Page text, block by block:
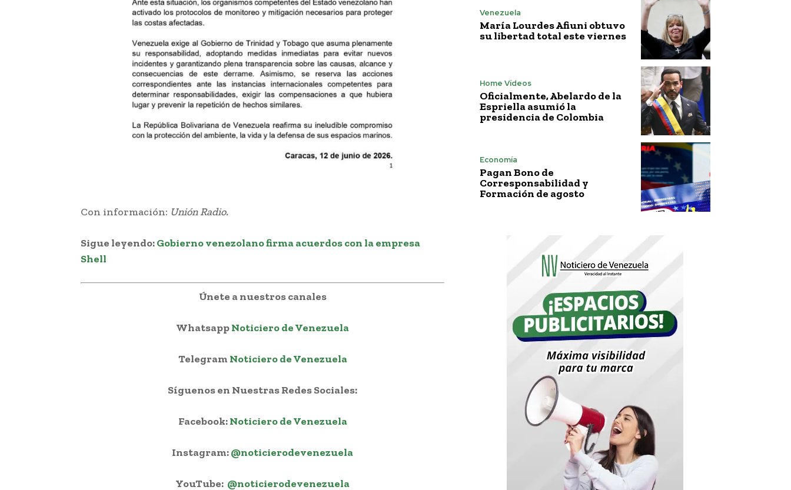
Con información: Unión Radio.
Sigue leyendo:Gobierno venezolano firma acuerdos con la empresa
Shell
Únete a nuestros canales
WhatsappNoticiero de Venezuela
Telegram Noticiero de Venezuela
Síguenos en Nuestras Redes Sociales:
Facebook:Noticiero de Venezuela
Instagram:@noticierodevenezuela
YouTube: @noticierodevenezuela
Venezuela
María Lourdes Afiuni obtuvo
su libertad total este viernes
Home Vídeos
Oficialmente, Abelardo de la
Espriella asumió la
presidencia de Colombia
Economía
Pagan Bono de
Corresponsabilidad y
Formación de agosto